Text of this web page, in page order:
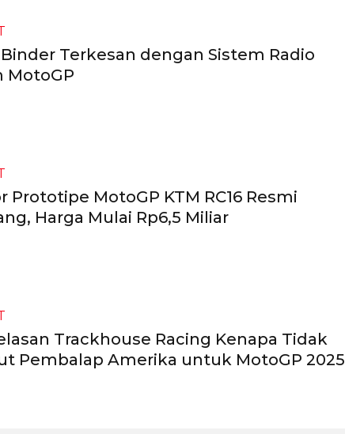
Terkesan dengan Sistem Radio
MotoGP
Prototipe MotoGP KTM RC16 Resmi
Harga Mulai Rp6,5 Miliar
Trackhouse Racing Kenapa Tidak
Pembalap Amerika untuk MotoGP 2025